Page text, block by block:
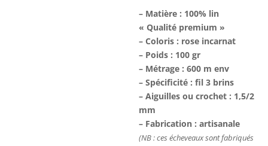
– Matière : 100% lin
« Qualité premium »
– Coloris : rose incarnat
– Poids : 100 gr
– Métrage : 600 m env
– Spécificité : fil 3 brins
– Aiguilles ou crochet : 1,5/2
mm
– Fabrication : artisanale
(NB : ces écheveaux sont fabriqués